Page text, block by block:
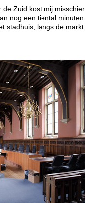
Zuid kost mij
nog een tiental
stadhuis, langs de markt